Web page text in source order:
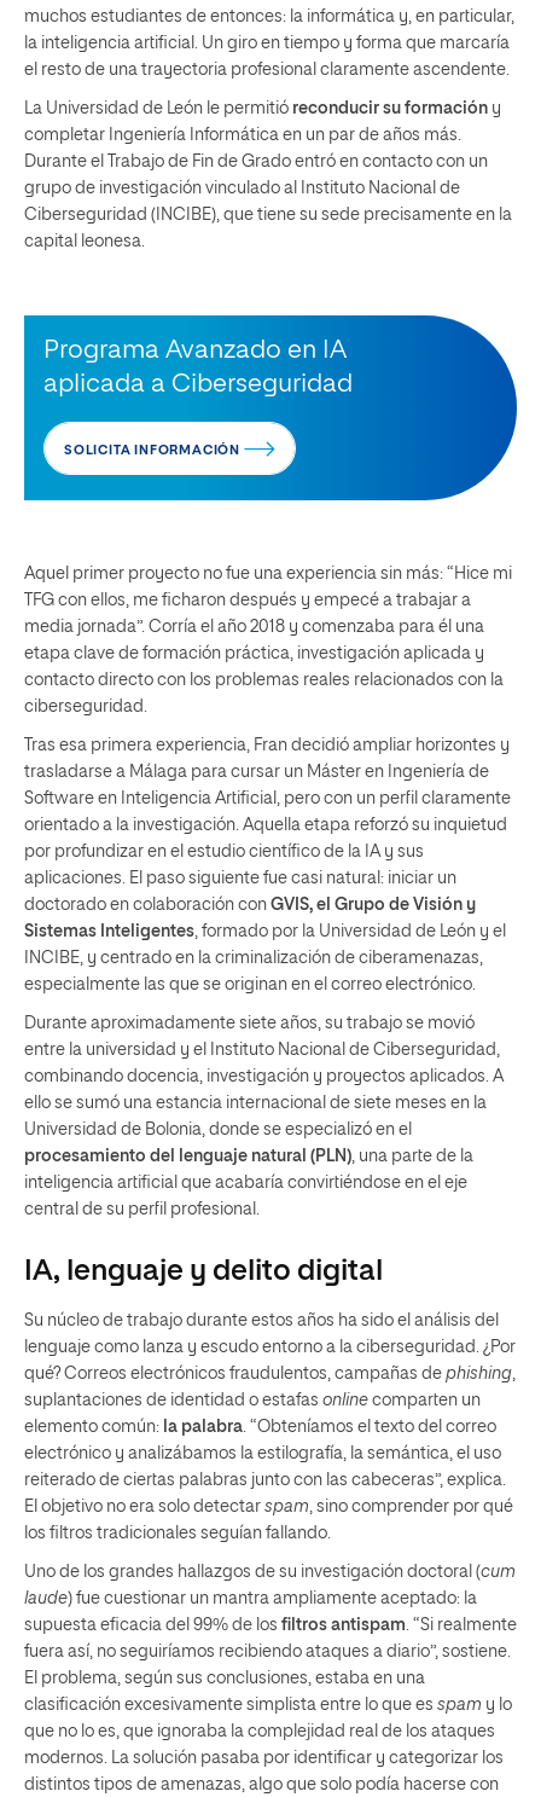
muchos estudiantes de entonces: la informática y, en particular,
la inteligencia artificial. Un giro en tiempo y forma que marcaría
el resto de una trayectoria profesional claramente ascendente.
La Universidad de León le permitió reconducir su formación y
completar Ingeniería Informática en un par de años más.
Durante el Trabajo de Fin de Grado entró en contacto con un
grupo de investigación vinculado al Instituto Nacional de
Ciberseguridad (INCIBE), que tiene su sede precisamente en la
capital leonesa.
Programa Avanzado en IA
aplicada a Ciberseguridad
SOLICITA INFORMACIÓN
Aquel primer proyecto no fue una experiencia sin más: “Hice mi
TFG con ellos, me ficharon después y empecé a trabajar a
media jornada”. Corría el año 2018 y comenzaba para él una
etapa clave de formación práctica, investigación aplicada y
contacto directo con los problemas reales relacionados con la
ciberseguridad.
Tras esa primera experiencia, Fran decidió ampliar horizontes y
trasladarse a Málaga para cursar un Máster en Ingeniería de
Software en Inteligencia Artificial, pero con un perfil claramente
orientado a la investigación. Aquella etapa reforzó su inquietud
por profundizar en el estudio científico de la IA y sus
aplicaciones. El paso siguiente fue casi natural: iniciar un
doctorado en colaboración con GVIS, el Grupo de Visión y
Sistemas Inteligentes , formado por la Universidad de León y el
INCIBE, y centrado en la criminalización de ciberamenazas,
especialmente las que se originan en el correo electrónico.
Durante aproximadamente siete años, su trabajo se movió
entre la universidad y el Instituto Nacional de Ciberseguridad,
combinando docencia, investigación y proyectos aplicados. A
ello se sumó una estancia internacional de siete meses en la
Universidad de Bolonia, donde se especializó en el
procesamiento del lenguaje natural (PLN) , una parte de la
inteligencia artificial que acabaría convirtiéndose en el eje
central de su perfil profesional.
IA, lenguaje y delito digital
Su núcleo de trabajo durante estos años ha sido el análisis del
lenguaje como lanza y escudo entorno a la ciberseguridad. ¿Por
qué? Correos electrónicos fraudulentos, campañas de phishing
suplantaciones de identidad o estafas online comparten un
elemento común: la palabra . “Obteníamos el texto del correo
electrónico y analizábamos la estilografía, la semántica, el uso
reiterado de ciertas palabras junto con las cabeceras”, explica.
El objetivo no era solo detectar spam , sino comprender por qué
los filtros tradicionales seguían fallando.
Uno de los grandes hallazgos de su investigación doctoral (cum
laude) fue cuestionar un mantra ampliamente aceptado: la
supuesta eficacia del 99% de los filtros antispam . “Si realmente
fuera así, no seguiríamos recibiendo ataques a diario”, sostiene.
El problema, según sus conclusiones, estaba en una
clasificación excesivamente simplista entre lo que es spam y lo
que no lo es, que ignoraba la complejidad real de los ataques
modernos. La solución pasaba por identificar y categorizar los
distintos tipos de amenazas, algo que solo podía hacerse con